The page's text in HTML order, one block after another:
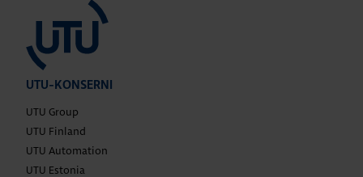
UTU-KONSERNI
UTU Group
UTU Finland
UTU Automation
UTU Estonia